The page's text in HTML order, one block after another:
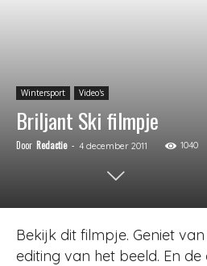
Wintersport Video's
Briljant Ski filmpje
Door Redactie - 4 december 2011 1040
Bekijk dit filmpje. Geniet
editing van het beeld. En